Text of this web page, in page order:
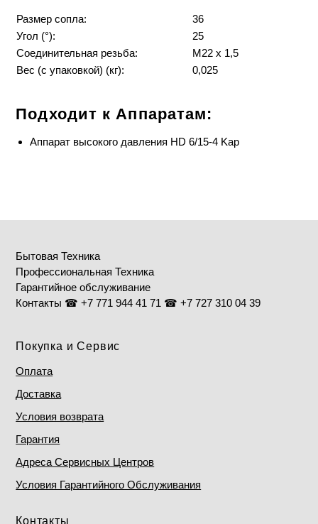
Размер сопла:
36
Угол (°):
25
Соединительная резьба:
M22 x 1,5
Вес (с упаковкой) (кг): 0,025
Подходит к Аппаратам:
Аппарат высокого давления HD 6/15-4 Kap
Бытовая Техника
Профессиональная Техника
Гарантийное обслуживание
Контакты ☎ +7 771 944 41 71 ☎ +7 727 310 04 39
Покупка и Сервис
Оплата
Доставка
Условия возврата
Гарантия
Адреса Сервисных Центров
Условия Гарантийного Обслуживания
Контакты